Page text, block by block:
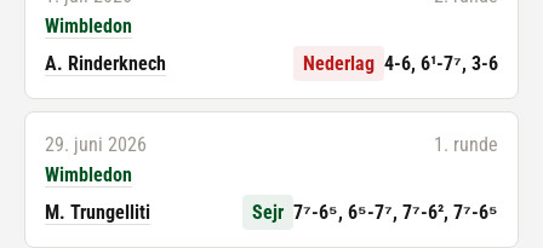
Wimbledon
A. Rinderknech
Nederlag 4-6, 6¹-7⁷, 3-6
29. juni 2026
1. runde
Wimbledon
M. Trungelliti
Sejr 7⁷-6⁵, 6⁵-7⁷, 7⁷-6², 7⁷-6⁵